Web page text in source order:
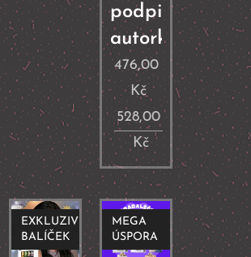
podpisem
autorky
476,00
Kč
528,00
Kč
EXKLUZIVNÍ
BALÍČEK
MEGA
ÚSPORA